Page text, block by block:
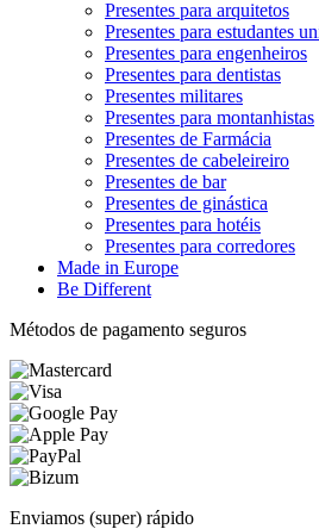
Presentes para arquitetos
Presentes para estudantes
Presentes para engenheiros
Presentes para dentistas
Presentes militares
Presentes para montanhistas
Presentes de Farmácia
Presentes de cabeleireiro
Presentes de bar
Presentes de ginástica
Presentes para hotéis
Presentes para corredores
Made in Europe
Be Different
Métodos de pagamento seguros
Enviamos (super) rápido